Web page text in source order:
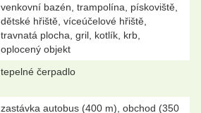
venkovní bazén, trampolína, pískoviště,
dětské hřiště, víceúčelové hřiště,
travnatá plocha, gril, kotlík, krb,
oplocený objekt
tepelné čerpadlo
zastávka autobus (400 m), obchod (350